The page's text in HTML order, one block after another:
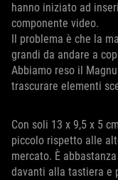
hanno iniziato ad
componente video.
Il problema è che la
grandi da andare a
Abbiamo reso il
trascurare elementi
Con soli 13 x 9,5 x 5
piccolo rispetto alle
mercato. È
davanti alla tastiera e